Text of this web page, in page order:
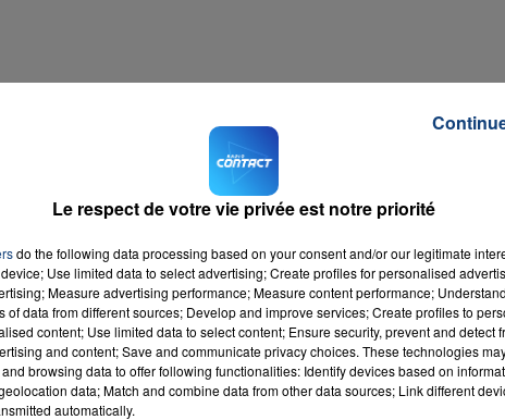
LA TEAM DU WEEK-END LA
votre projet professionnel (priorité sera
est indispensable)
service de la Ville
pas étudiant
de Préparation à la Défense)
surle site de la ville de Roubaix.
sur
et
Le respect de votre vie privée est notre priorité
do the following data processing based on your consent and/or our legitimate
Use limited data to select advertising; Create profiles for personalised
Measure advertising performance; Measure content performance;
of data from different sources; Develop and improve services; Create profiles to
content; Use limited data to select content; Ensure security, prevent and detect
and content; Save and communicate privacy choices. These technologies
browsing data to offer following functionalities: Identify devices based on
data; Match and combine data from other data sources; Link different
automatically.